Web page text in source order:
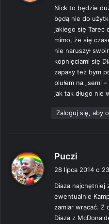
z
e
:
Nick to będzie
będą nie do
jakiego się Tarec
mimo, że się
nie naruszył
kopnięciami się
zapasy też bym
plułem na „semi
jak tak długo nie
Zaloguj się, aby
Puczi
z
e
:
28 lipca 2014 o
Diaza najchętniej
ewentualnie
zamiar wracać. Z
Diaza z